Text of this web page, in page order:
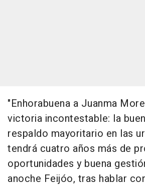
"Enhorabuena a Juanma
victoria incontestable: la
respaldo mayoritario en las
tendrá cuatro años más de
oportunidades y buena
anoche Feijóo, tras hablar